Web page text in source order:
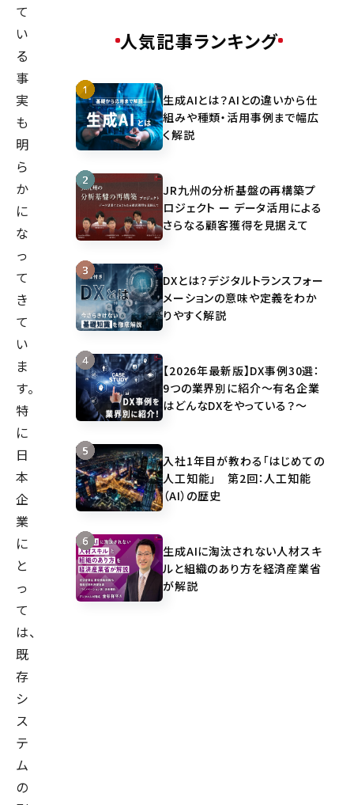
て
い
る
事
実
も
明
ら
か
に
な
っ
て
き
て
い
ま
す。
特
に
日
本
企
業
に
と
っ
て
は、
既
存
シ
ス
テ
ム
の
人気記事ランキング
生成AIとは？AIとの違いから仕
組みや種類・活用事例まで幅広
く解説
JR九州の分析基盤の再構築プ
ロジェクト ー データ活用による
さらなる顧客獲得を見据えて
DXとは？デジタルトランスフォー
メーションの意味や定義をわか
りやすく解説
【2026年最新版】DX事例30選：
9つの業界別に紹介～有名企業
はどんなDXをやっている？～
入社1年目が教わる「はじめての
人工知能」 第2回：人工知能
（AI）の歴史
生成AIに淘汰されない人材スキ
ルと組織のあり方を経済産業省
が解説